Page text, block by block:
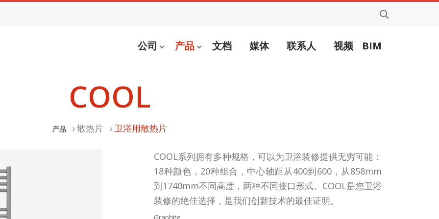
公司 产品 文档 媒体 联系人 视频 BIM
COOL
产品 散热片 卫浴用散热片
COOL系列拥有多种规格，可以为卫浴装修提供无穷可能：
18种颜色，20种组合，中心轴距从400到600，从858mm
到1740mm不同高度，两种不同接口形式。COOL是您卫浴
装修的绝佳选择，是我们创新技术的最佳证明。